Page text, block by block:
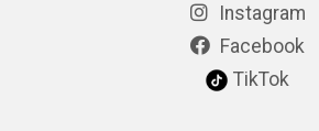
Instagram
Facebook
TikTok